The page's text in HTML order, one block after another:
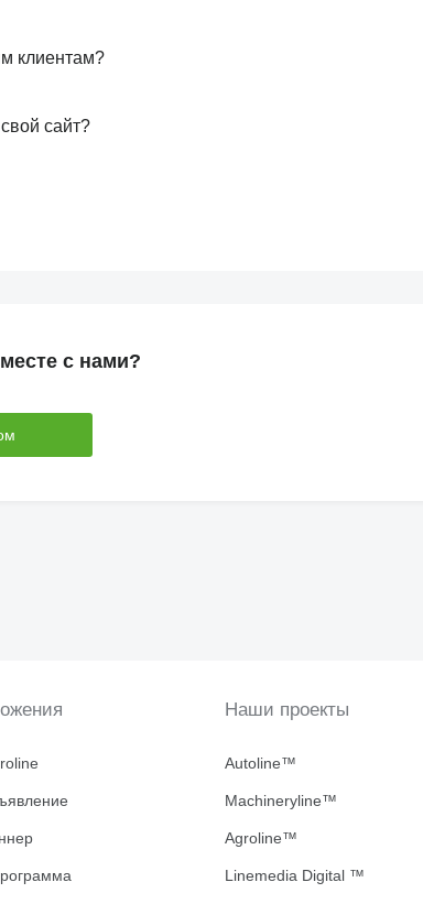
клиентам?
сайт?
с нами?
Наши проекты
Autoline™
Machineryline™
Agroline™
Linemedia Digital ™